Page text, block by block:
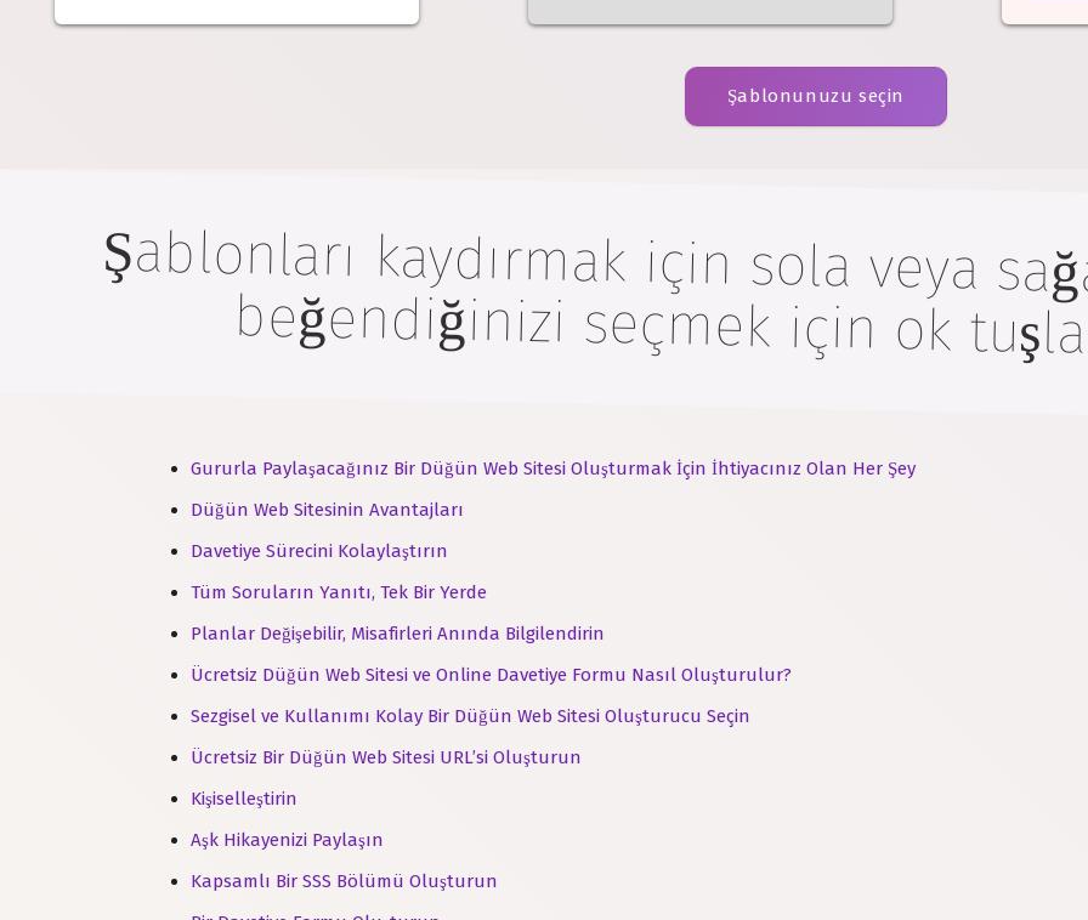
Şablonunuzu seçin
Şablonları kaydırmak için sola veya
beğendiğinizi seçmek için ok
Gururla Paylaşacağınız Bir Düğün Web Sitesi Oluşturmak İçin İhtiyacınız Olan Her Şey
Düğün Web Sitesinin Avantajları
Davetiye Sürecini Kolaylaştırın
Tüm Soruların Yanıtı, Tek Bir Yerde
Planlar Değişebilir, Misafirleri Anında Bilgilendirin
Ücretsiz Düğün Web Sitesi ve Online Davetiye Formu Nasıl Oluşturulur?
Sezgisel ve Kullanımı Kolay Bir Düğün Web Sitesi Oluşturucu Seçin
Ücretsiz Bir Düğün Web Sitesi URL’si Oluşturun
Kişiselleştirin
Aşk Hikayenizi Paylaşın
Kapsamlı Bir SSS Bölümü Oluşturun